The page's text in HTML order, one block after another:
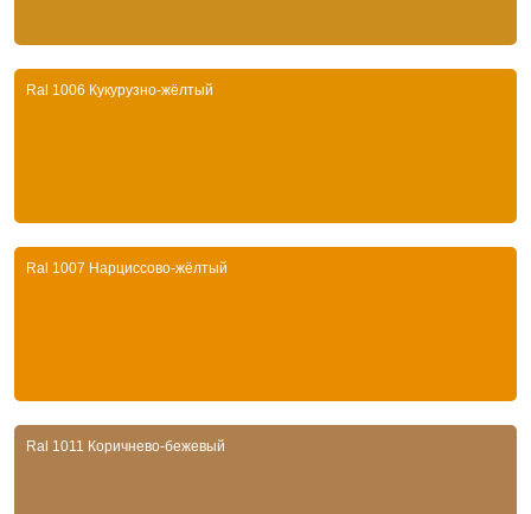
Ral 1006 Кукурузно-жёлтый
Ral 1007 Нарциссово-жёлтый
Ral 1011 Коричнево-бежевый